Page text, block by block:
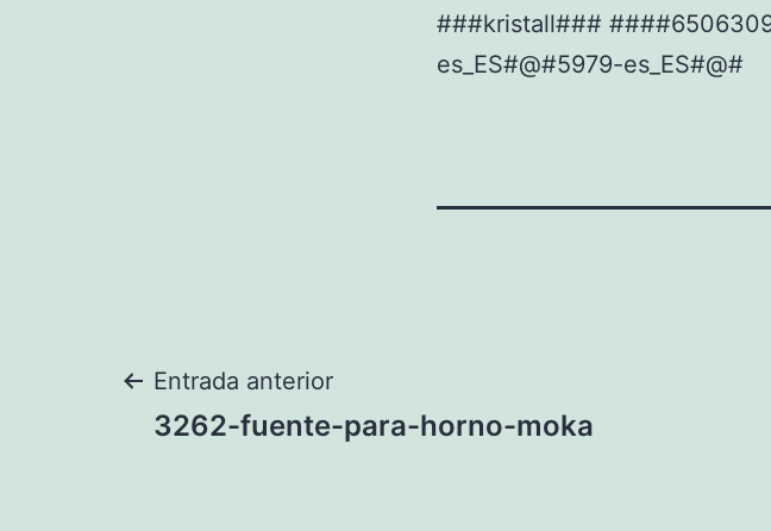
###kristall###
es_ES#@#5979-es_ES#@#
Navegación
Entrada anterior
3262-fuente-para-horno-moka